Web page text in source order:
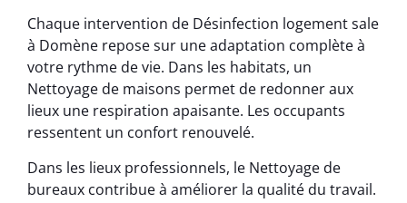
Chaque intervention de Désinfection logement sale
à Domène repose sur une adaptation complète à
votre rythme de vie. Dans les habitats, un
Nettoyage de maisons permet de redonner aux
lieux une respiration apaisante. Les occupants
ressentent un confort renouvelé.
Dans les lieux professionnels, le Nettoyage de
bureaux contribue à améliorer la qualité du travail.